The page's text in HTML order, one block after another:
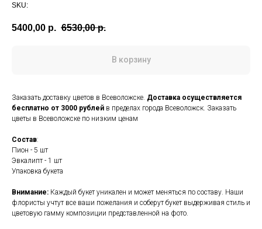
SKU:
5400,00 р. 6530,00 р.
В корзину
Заказать доставку цветов в Всеволожске. Доставка осуществляется
бесплатно от 3000 рублей в пределах города Всеволожск. Заказать
цветы в Всеволожске по низким ценам
Состав:
Пион - 5 шт
Эвкалипт - 1 шт
Упаковка букета
Внимание: Каждый букет уникален и может меняться по составу. Наши
флористы учтут все ваши пожелания и соберут букет выдерживая стиль и
цветовую гамму композиции представленной на фото.